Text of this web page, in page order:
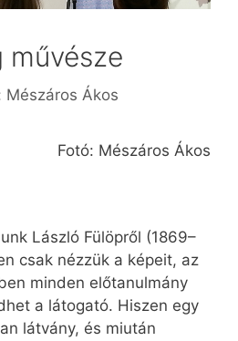
művésze
Mészáros Ákos
Fotó: Mészáros Ákos
László Fülöpről (1869–
csak nézzük a képeit, az
minden előtanulmány
a látogató. Hiszen egy
látvány, és miután